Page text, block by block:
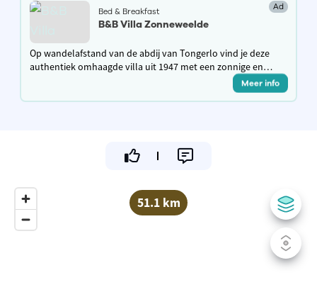
Bed & Breakfast Ad
B&B Villa Zonneweelde
Op wandelafstand van de abdij van Tongerlo vind je deze
authentiek omhaagde villa uit 1947 met een zonnige en
Meer info
51.1 km